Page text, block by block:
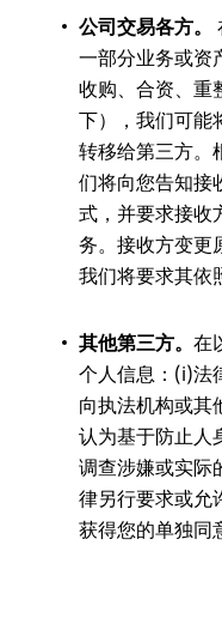
公司交易各方。
一部分业务或资
收购、合资、重
下），我们可能
转移给第三方。
们将向您告知接
式，并要求接收
务。接收方变更
我们将要求其依
其他第三方。 在
个人信息：(i)法
向执法机构或其
认为基于防止人
调查涉嫌或实际
律另行要求或允
获得您的单独同